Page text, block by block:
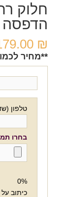
חלוק
הדפסה
₪
**מחיר
טלפון
בחרו
0%
כיתוב